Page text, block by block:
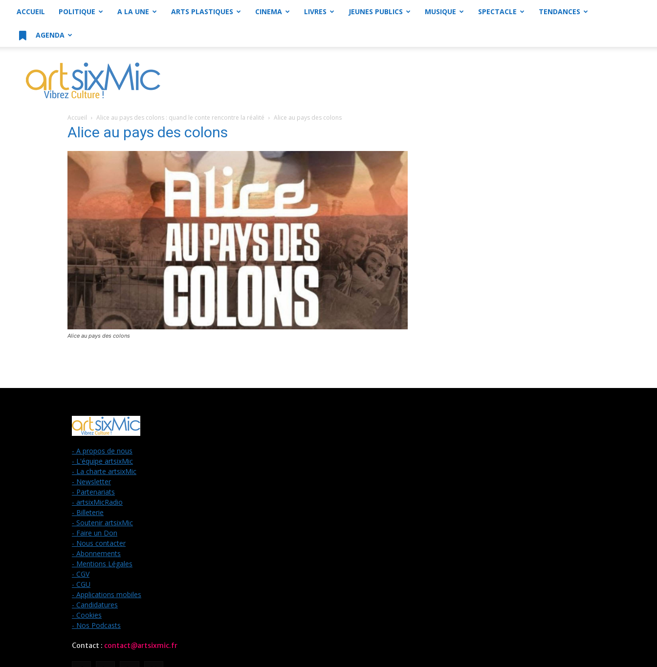
ACCUEIL POLITIQUE A LA UNE ARTS PLASTIQUES CINEMA LIVRES JEUNES PUBLICS MUSIQUE SPECTACLE TENDANCES
AGENDA
artsixMic
Accueil Alice au pays des colons : quand le conte rencontre la réalité Alice au pays des colons
Alice au pays des colons
Alice au pays des colons
- A propos de nous
- L'équipe artsixMic
- La charte artsixMic
- Newsletter
- Partenariats
- artsixMicRadio
- Billeterie
- Soutenir artsixMic
- Faire un Don
- Nous contacter
- Abonnements
- Mentions Légales
- CGV
- CGU
- Applications mobiles
- Candidatures
- Cookies
- Nos Podcasts
Contact : contact@artsixmic.fr